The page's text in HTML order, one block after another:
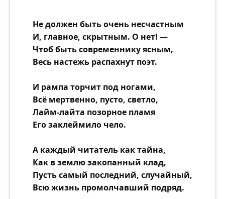
Не должен быть очень несчастным
И, главное, скрытным. О нет! —
Чтоб быть современнику ясным,
Весь настежь распахнут поэт.
И рампа торчит под ногами,
Всё мертвенно, пусто, светло,
Лайм-лайта позорное пламя
Его заклеймило чело.
А каждый читатель как тайна,
Как в землю закопанный клад,
Пусть самый последний, случайный,
Всю жизнь промолчавший подряд.